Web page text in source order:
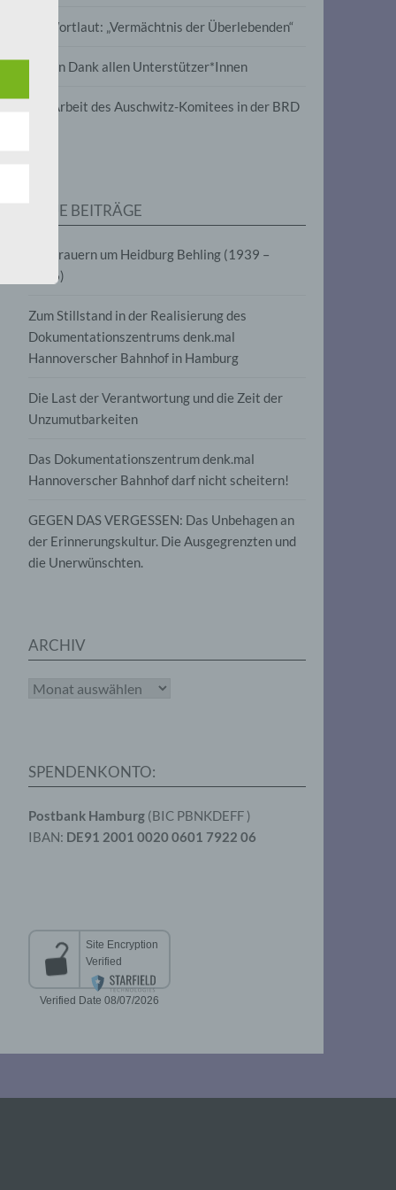
Im Wortlaut: „Vermächtnis der Überlebenden“
Vielen Dank allen Unterstützer*Innen
Zur Arbeit des Auschwitz-Komitees in der BRD
NEUE BEITRÄGE
Wir trauern um Heidburg Behling (1939 –
2026)
Zum Stillstand in der Realisierung des
Dokumentationszentrums denk.mal
Hannoverscher Bahnhof in Hamburg
Die Last der Verantwortung und die Zeit der
Unzumutbarkeiten
Das Dokumentationszentrum denk.mal
Hannoverscher Bahnhof darf nicht scheitern!
GEGEN DAS VERGESSEN: Das Unbehagen an
der Erinnerungskultur. Die Ausgegrenzten und
die Unerwünschten.
ARCHIV
Archiv
SPENDENKONTO:
Postbank Hamburg (BIC PBNKDEFF )
IBAN: DE91 2001 0020 0601 7922 06